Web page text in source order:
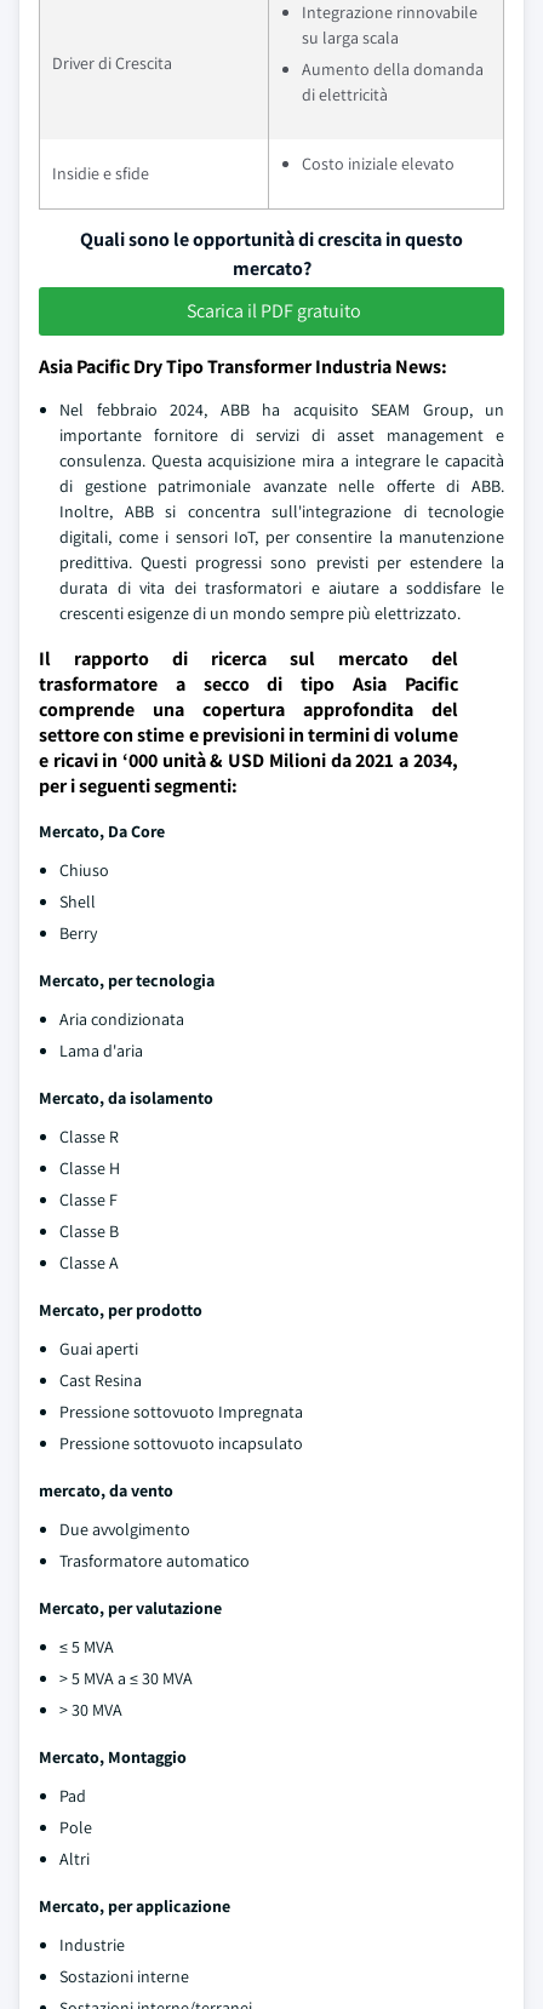
Driver di Crescita
Integrazione rinnovabile
su larga scala
Aumento della domanda
di elettricità
Insidie e sfide Costo iniziale elevato
Quali sono le opportunità di crescita in questo
mercato?
Scarica il PDF gratuito
Asia Pacific Dry Tipo Transformer Industria News:
Nel febbraio 2024, ABB ha acquisito SEAM Group, un
importante fornitore di servizi di asset management e
consulenza. Questa acquisizione mira a integrare le capacità
di gestione patrimoniale avanzate nelle offerte di ABB.
Inoltre, ABB si concentra sull'integrazione di tecnologie
digitali, come i sensori IoT, per consentire la manutenzione
predittiva. Questi progressi sono previsti per estendere la
durata di vita dei trasformatori e aiutare a soddisfare le
crescenti esigenze di un mondo sempre più elettrizzato.
Il rapporto di ricerca sul mercato del
trasformatore a secco di tipo Asia Pacific
comprende una copertura approfondita del
settore con stime e previsioni in termini di volume
e ricavi in ‘000 unità & USD Milioni da 2021 a 2034,
per i seguenti segmenti:
Mercato, Da Core
Chiuso
Shell
Berry
Mercato, per tecnologia
Aria condizionata
Lama d'aria
Mercato, da isolamento
Classe R
Classe H
Classe F
Classe B
Classe A
Mercato, per prodotto
Guai aperti
Cast Resina
Pressione sottovuoto Impregnata
Pressione sottovuoto incapsulato
mercato, da vento
Due avvolgimento
Trasformatore automatico
Mercato, per valutazione
≤ 5 MVA
> 5 MVA a ≤ 30 MVA
> 30 MVA
Mercato, Montaggio
Pad
Pole
Altri
Mercato, per applicazione
Industrie
Sostazioni interne